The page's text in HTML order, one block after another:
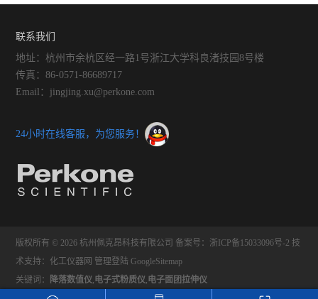
联系我们
地址：杭州市余杭区经一路1号浙江大学科良渚技园8号楼
传真：86-0571-86689717
Email：jingjing.xu@perkone.com
24小时在线客服，为您服务！
版权所有 © 2026 杭州佩克昂科技有限公司 备案号：浙ICP备15033096号-2 技
术支持： 化工仪器网 管理登陆 GoogleSitemap
关键词：
降落数值仪,电子式粉质仪,电子面团拉伸仪